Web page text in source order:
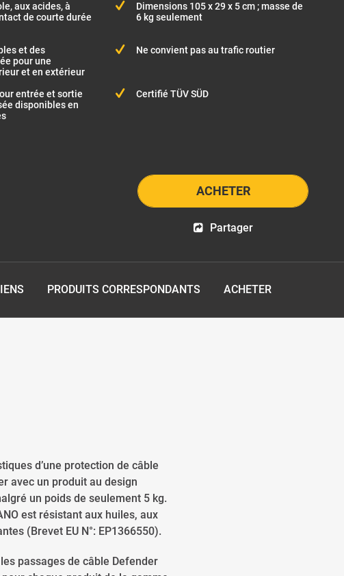
aux acides, à
de courte durée
Dimensions 105 x 29 x 5 cm ; masse de
6 kg seulement
et des
pour une
et en extérieur
Ne convient pas au trafic routier
entrée et sortie
disponibles en
Certifié TÜV SÜD
ACHETER
Partager
PRODUITS CORRESPONDANTS ACHETER
d’une protection de câble
avec un produit au design
un poids de seulement 5 kg.
est résistant aux huiles, aux
(Brevet EU N°: EP1366550).
passages de câble Defender